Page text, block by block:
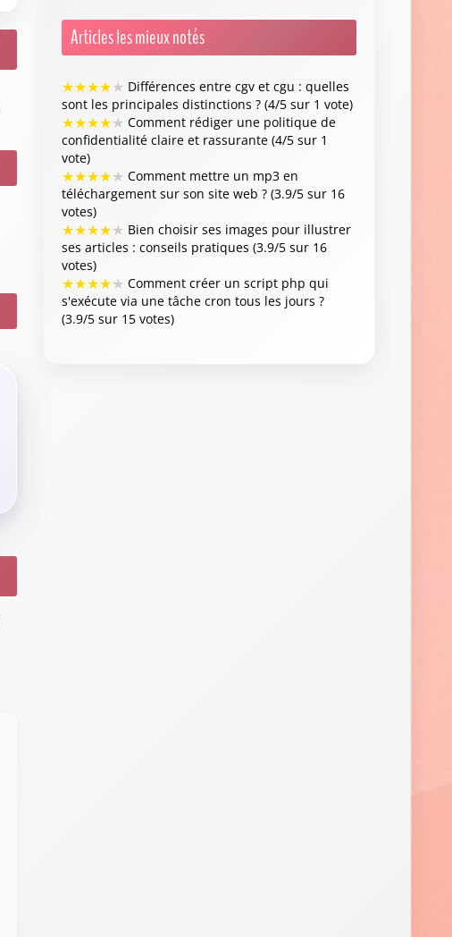
Articles les mieux notés
★★★★★ Différences entre cgv et cgu : quelles
sont les principales distinctions ? (4/5 sur 1 vote)
★★★★★ Comment rédiger une politique de
confidentialité claire et rassurante (4/5 sur 1
vote)
★★★★★ Comment mettre un mp3 en
téléchargement sur son site web ? (3.9/5 sur 16
votes)
★★★★★ Bien choisir ses images pour illustrer
ses articles : conseils pratiques (3.9/5 sur 16
votes)
★★★★★ Comment créer un script php qui
s'exécute via une tâche cron tous les jours ?
(3.9/5 sur 15 votes)